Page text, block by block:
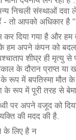
निचली संस्थाओं दवा
तो आपको अधिकार है ".
दिया गया है और हम
हम अपने कंपन को
शीघ्र ही मृत्यु
के दौरान प्राप्त
के रूप में बपतिस्मा मौत
के रूप में पूरी तरह से
पर अपने वजूद को दिया
की मदद की है.
के लिए है न